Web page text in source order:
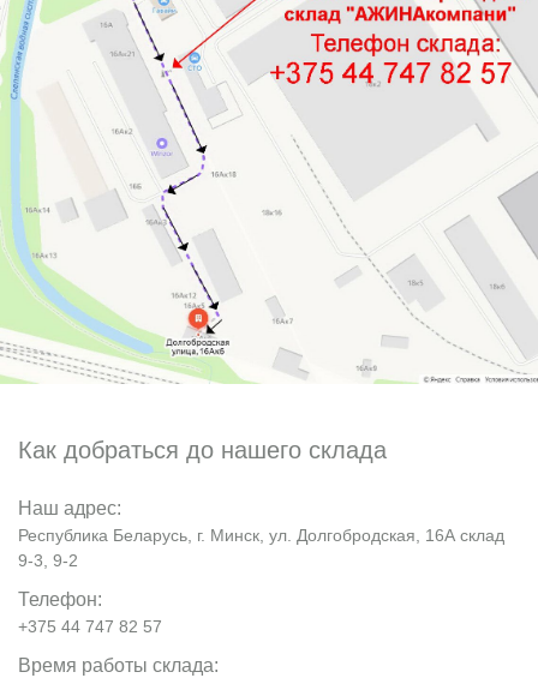
Как добраться до нашего склада
Наш адрес:
Республика Беларусь, г. Минск, ул. Долгобродская, 16А склад
9-3, 9-2
Телефон:
+375 44 747 82 57
Время работы склада: